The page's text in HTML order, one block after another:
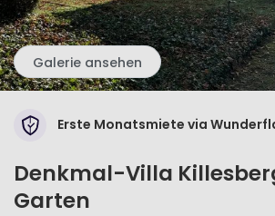
Galerie ansehen
Erste Monatsmiete via
Denkmal-Villa
Garten